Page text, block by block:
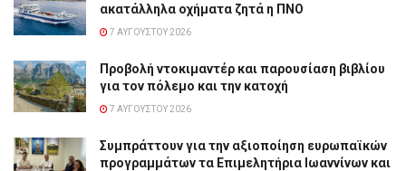
ακατάλληλα οχήματα ζητά η ΠΝΟ
7 ΑΥΓΟΎΣΤΟΥ 2026
Προβολή ντοκιμαντέρ και παρουσίαση βιβλίου
για τον πόλεμο και την κατοχή
7 ΑΥΓΟΎΣΤΟΥ 2026
Συμπράττουν για την αξιοποίηση ευρωπαϊκών
προγραμμάτων τα Επιμελητήρια Ιωαννίνων και